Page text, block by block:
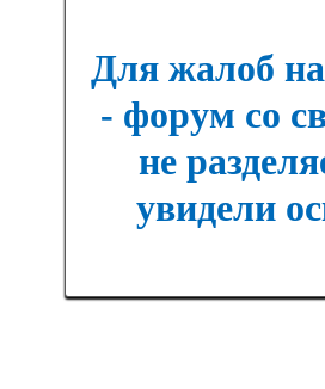
Для жалоб
- форум со
не
увидели